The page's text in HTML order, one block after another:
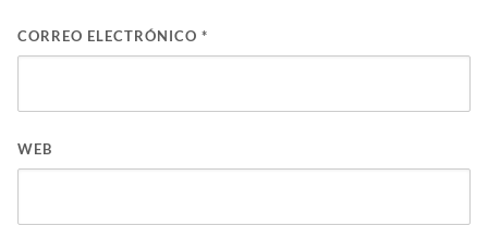
CORREO ELECTRÓNICO *
WEB